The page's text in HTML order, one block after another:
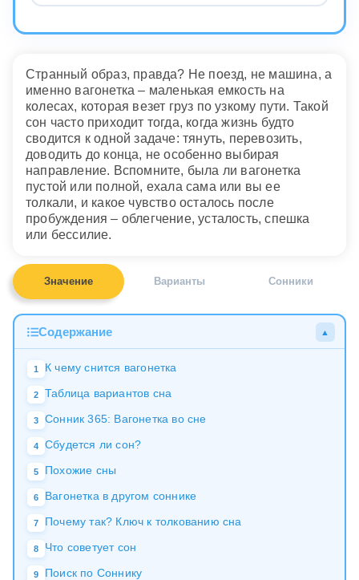
Странный образ, правда? Не поезд, не машина, а
именно вагонетка – маленькая емкость на
колесах, которая везет груз по узкому пути. Такой
сон часто приходит тогда, когда жизнь будто
сводится к одной задаче: тянуть, перевозить,
доводить до конца, не особенно выбирая
направление. Вспомните, была ли вагонетка
пустой или полной, ехала сама или вы ее
толкали, и какое чувство осталось после
пробуждения – облегчение, усталость, спешка
или бессилие.
Значение Варианты Сонники
Содержание ▲
1 К чему снится вагонетка
2 Таблица вариантов сна
3 Сонник 365: Вагонетка во сне
4 Сбудется ли сон?
5 Похожие сны
6 Вагонетка в другом соннике
7 Почему так? Ключ к толкованию сна
8 Что советует сон
9 Поиск по Соннику